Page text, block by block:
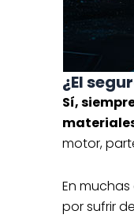
¿El
Sí,
motor,
En
por sufrir